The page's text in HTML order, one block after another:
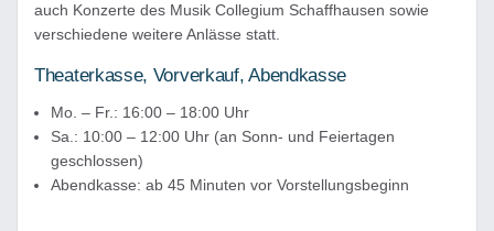
auch Konzerte des Musik Collegium Schaffhausen sowie
verschiedene weitere Anlässe statt.
Theaterkasse, Vorverkauf, Abendkasse
Mo. – Fr.: 16:00 – 18:00 Uhr
Sa.: 10:00 – 12:00 Uhr (an Sonn- und Feiertagen
geschlossen)
Abendkasse: ab 45 Minuten vor Vorstellungsbeginn